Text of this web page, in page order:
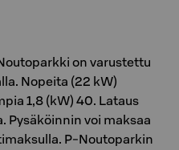
on varustettu
Nopeita (22 kW)
1,8 (kW) 40. Lataus
Pysäköinnin voi maksaa
P-Noutoparkin